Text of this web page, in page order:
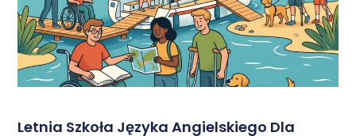
Letnia Szkoła Języka Angielskiego Dla